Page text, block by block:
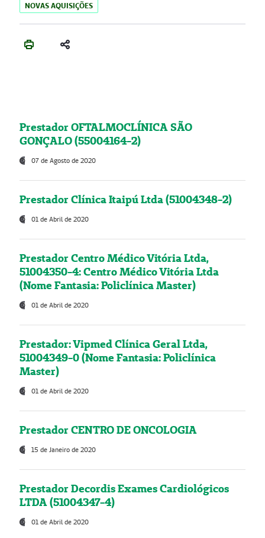
NOVAS AQUISIÇÕES
Prestador OFTALMOCLÍNICA SÃO
GONÇALO (55004164-2)
07 de Agosto de 2020
Prestador Clínica Itaipú Ltda (51004348-2)
01 de Abril de 2020
Prestador Centro Médico Vitória Ltda,
51004350-4: Centro Médico Vitória Ltda
(Nome Fantasia: Policlínica Master)
01 de Abril de 2020
Prestador: Vipmed Clínica Geral Ltda,
51004349-0 (Nome Fantasia: Policlínica
Master)
01 de Abril de 2020
Prestador CENTRO DE ONCOLOGIA
15 de Janeiro de 2020
Prestador Decordis Exames Cardiológicos
LTDA (51004347-4)
01 de Abril de 2020